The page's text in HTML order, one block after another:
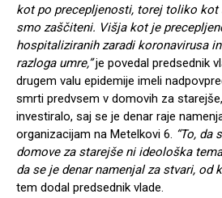
kot po precepljenosti, torej toliko
smo zaščiteni. Višja kot je
hospitaliziranih zaradi koronavirusa
razloga umre,”je povedal predsednik
drugem valu epidemije imeli
smrti predvsem v domovih za
investiralo, saj se je denar raje
organizacijam na Metelkovi 6. “To, da
domove za starejše ni ideološka
da se je denar namenjal za stvari, od
tem dodal predsednik vlade.